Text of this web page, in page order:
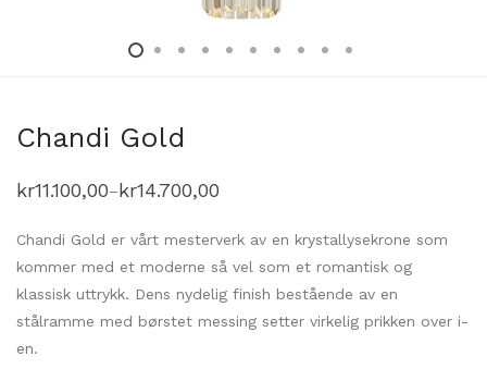
Chandi Gold
kr11.100,00–kr14.700,00
Prisområde:
kr14.700,00
Chandi Gold er vårt mesterverk av en krystallysekrone som
kommer med et moderne så vel som et romantisk og
klassisk uttrykk. Dens nydelig finish bestående av en
stålramme med børstet messing setter virkelig prikken over i-
en.